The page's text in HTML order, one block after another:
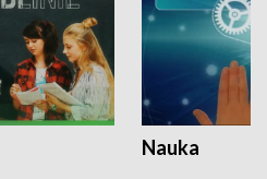
Nauka